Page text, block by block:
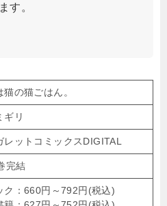
す。
猫の猫ごはん。
ギリ
レットコミックスDIGITAL
完結
ク：660円～792円(税込)